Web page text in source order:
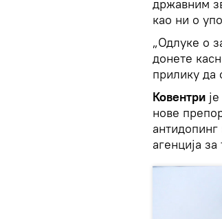
државним
као ни о
„Одлуке о
донете
прилику да
Ковентри
нове
агенција